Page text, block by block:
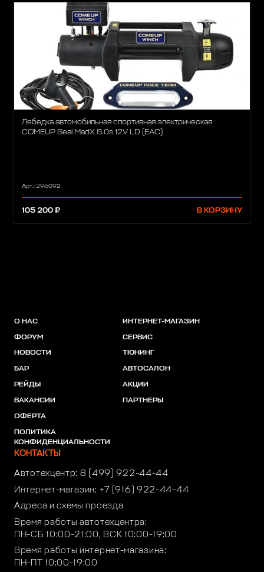
Лебедка автомобильная спортивная электрическая
COMEUP Seal MadX 8.0s 12V LD (EAC)
Арт.: 296092
105 200 ₽ В КОРЗИНУ
О НАС
ФОРУМ
НОВОСТИ
БАР
РЕЙДЫ
ВАКАНСИИ
ОФЕРТА
ПОЛИТИКА
КОНФИДЕНЦИАЛЬНОСТИ
ИНТЕРНЕТ-МАГАЗИН
СЕРВИС
ТЮНИНГ
АВТОСАЛОН
АКЦИИ
ПАРТНЕРЫ
КОНТАКТЫ
Автотехцентр: 8 (499) 922-44-44
Интернет-магазин: +7 (916) 922-44-44
Адреса и схемы проезда
Время работы автотехцентра:
ПН-СБ 10:00-21:00, ВСК 10:00-19:00
Время работы интернет-магазина:
ПН-ПТ 10:00-19:00